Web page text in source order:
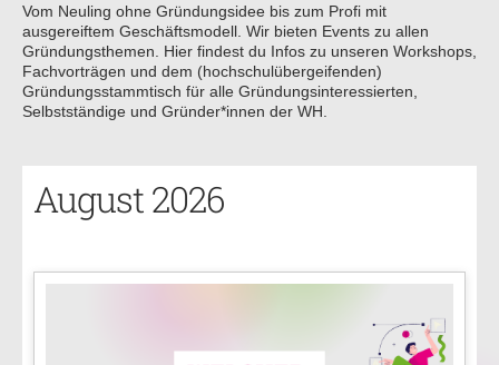
Vom Neuling ohne Gründungsidee bis zum Profi mit
ausgereiftem Geschäftsmodell. Wir bieten Events zu allen
Gründungsthemen. Hier findest du Infos zu unseren Workshops,
Fachvorträgen und dem (hochschulübergeifenden)
Gründungsstammtisch für alle Gründungsinteressierten,
Selbstständige und Gründer*innen der WH.
August 2026